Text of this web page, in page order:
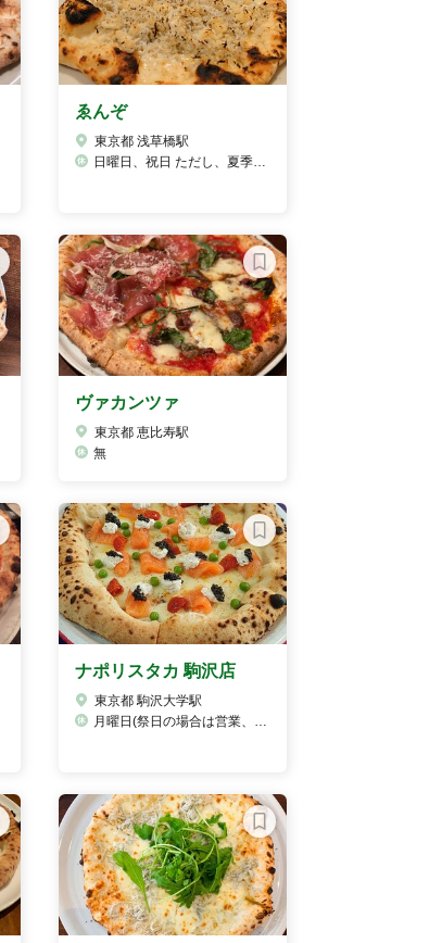
ゑんぞ
東京都 浅草橋駅
日曜日、祝日 ただし、夏季休業や臨時休業等がある場合がございますので、電話で要確認
ヴァカンツァ
東京都 恵比寿駅
無
ナポリスタカ 駒沢店
東京都 駒沢大学駅
月曜日(祭日の場合は営業、翌火曜日休業)